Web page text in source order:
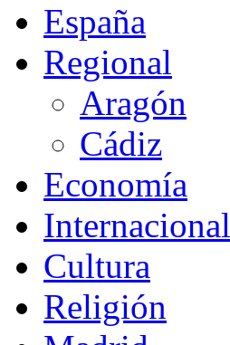
España
Regional
Aragón
Cádiz
Economía
Internacional
Cultura
Religión